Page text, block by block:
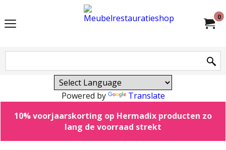
0
Powered by
Translate
10% voorjaarskorting op Hermadix producten zo
lang de voorraad strekt